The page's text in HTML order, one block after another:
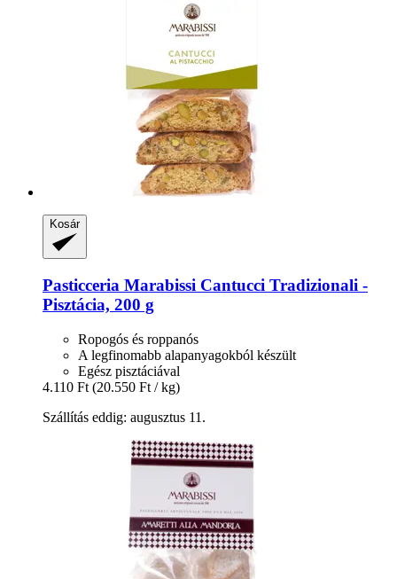
Kosár
Pasticceria Marabissi Cantucci Tradizionali -​
Pisztácia, 200 g
Ropogós és roppanós
A legfinomabb alapanyagokból készült
Egész pisztáciával
4.110 Ft (20.550 Ft / kg)
Szállítás eddig: augusztus 11.